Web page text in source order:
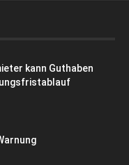
kann Guthaben